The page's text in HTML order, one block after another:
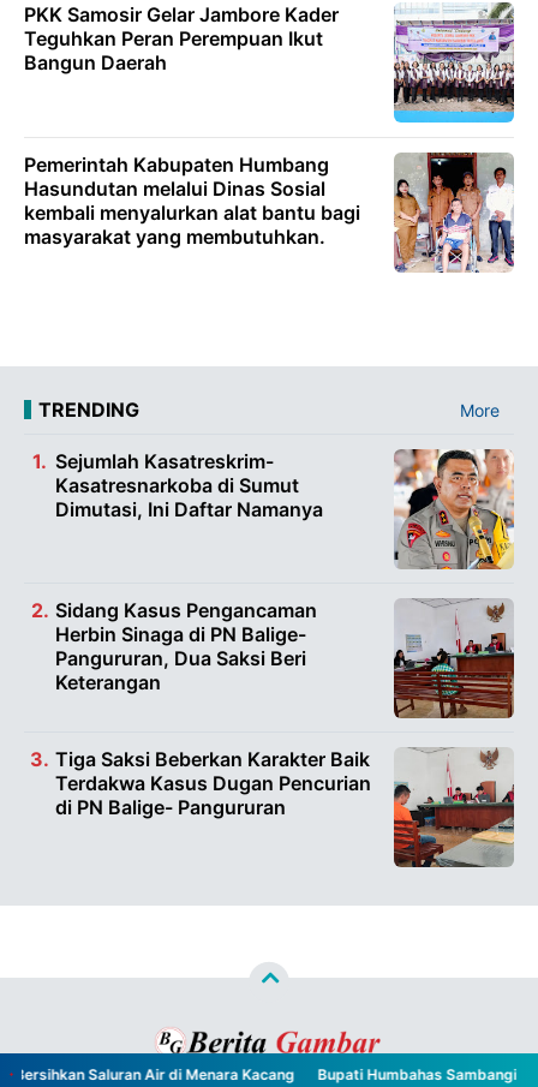
PKK Samosir Gelar Jambore Kader
Teguhkan Peran Perempuan Ikut
Bangun Daerah
Pemerintah Kabupaten Humbang
Hasundutan melalui Dinas Sosial
kembali menyalurkan alat bantu bagi
masyarakat yang membutuhkan.
TRENDING More
Sejumlah Kasatreskrim-
Kasatresnarkoba di Sumut
Dimutasi, Ini Daftar Namanya
Sidang Kasus Pengancaman
Herbin Sinaga di PN Balige-
Pangururan, Dua Saksi Beri
Keterangan
Tiga Saksi Beberkan Karakter Baik
Terdakwa Kasus Dugan Pencurian
di PN Balige- Pangururan
Saluran Air di Menara Kacang Bupati Humbahas Sambangi
Copyright ©2026Berita Gambar™ - All Rights Reserved